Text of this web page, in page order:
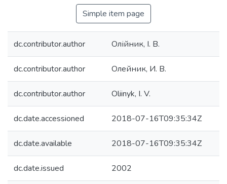
Simple item page
dc.contributor.author Олійник, І. В.
dc.contributor.author Олейник, И. В.
dc.contributor.author Oliinyk, I. V.
dc.date.accessioned 2018-07-16T09:35:34Z
dc.date.available 2018-07-16T09:35:34Z
dc.date.issued 2002